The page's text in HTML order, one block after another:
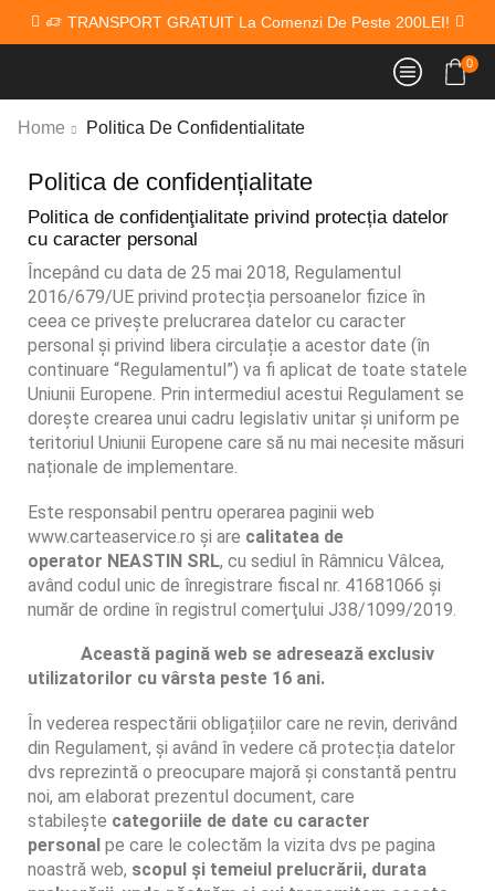
TRANSPORT GRATUIT La Comenzi De Peste 200LEI!
0
Home Politica De Confidentialitate
Politica de confidențialitate
Politica de confidenţialitate privind protecția datelor
cu caracter personal
Începând cu data de 25 mai 2018, Regulamentul
2016/679/UE privind protecția persoanelor fizice în
ceea ce privește prelucrarea datelor cu caracter
personal și privind libera circulație a acestor date (în
continuare “Regulamentul”) va fi aplicat de toate statele
Uniunii Europene. Prin intermediul acestui Regulament se
dorește crearea unui cadru legislativ unitar și uniform pe
teritoriul Uniunii Europene care să nu mai necesite măsuri
naționale de implementare.
Este responsabil pentru operarea paginii web
www.carteaservice.ro și are calitatea de
operator NEASTIN SRL, cu sediul în Râmnicu Vâlcea,
având codul unic de înregistrare fiscal nr. 41681066 şi
număr de ordine în registrul comerţului J38/1099/2019.
Această pagină web se adresează exclusiv
utilizatorilor cu vârsta peste 16 ani.
În vederea respectării obligațiilor care ne revin, derivând
din Regulament, și având în vedere că protecția datelor
dvs reprezintă o preocupare majoră și constantă pentru
noi, am elaborat prezentul document, care
stabilește categoriile de date cu caracter
personal pe care le colectăm la vizita dvs pe pagina
noastră web, scopul și temeiul prelucrării, durata